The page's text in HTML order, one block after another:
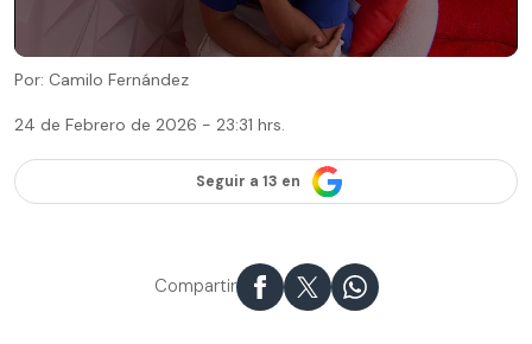
Por: Camilo Fernández
24 de Febrero de 2026 - 23:31 hrs.
Seguir a 13 en
Compartir